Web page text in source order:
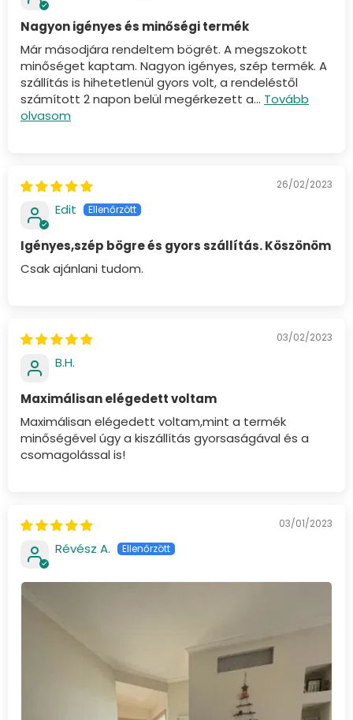
Nagyon igényes és minőségi termék
Már másodjára rendeltem bögrét. A megszokott
minőséget kaptam. Nagyon igényes, szép termék. A
szállítás is hihetetlenül gyors volt, a rendeléstől
számított 2 napon belül megérkezett a... Tovább
olvasom
26/02/2023
Edit
Igényes,szép bögre és gyors szállítás. Köszönöm
Csak ajánlani tudom.
03/02/2023
B.H.
Maximálisan elégedett voltam
Maximálisan elégedett voltam,mint a termék
minőségével úgy a kiszállítás gyorsaságával és a
csomagolással is!
03/01/2023
Révész A.